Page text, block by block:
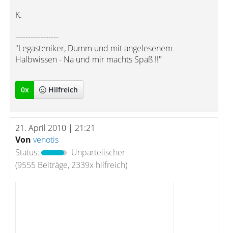
K.
-----------------
"Legasteniker, Dumm und mit angelesenem
Halbwissen - Na und mir machts Spaß !!"
0x Hilfreich
21. April 2010 | 21:21
Von venotis
Status:
Unparteiischer
(9555 Beiträge, 2339x hilfreich)